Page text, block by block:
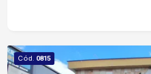
Cód. 0815